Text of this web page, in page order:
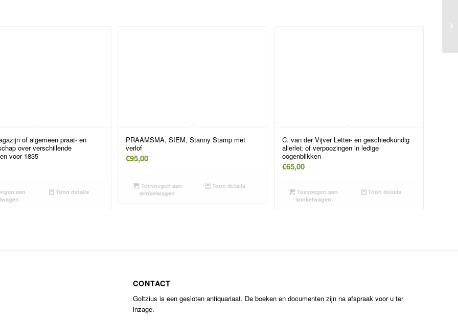
of algemeen praat- en
over verschillende
voor 1835
aan
Toon details
PRAAMSMA, SIEM, Stanny Stamp met
verlof
€95,00
Toevoegen aan
winkelwagen
Toon details
C. van der Vijver Letter- en geschiedkundig
allerlei; of verpoozingen in ledige
oogenblikken
€65,00
Toevoegen aan
winkelwagen
Toon details
CONTACT
Goltzius is een gesloten antiquariaat. De boeken en documenten zijn na afspraak voor u ter
inzage.